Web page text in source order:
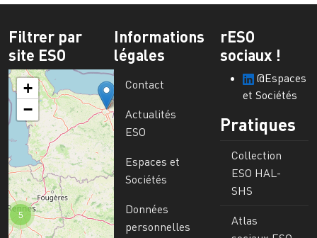
Filtrer par
site ESO
5
+
−
Informations
légales
Contact
Actualités
ESO
Espaces et
Sociétés
Données
personnelles
rESO
sociaux !
@Espaces
et Sociétés
Pratiques
Collection
ESO HAL-
SHS
Atlas